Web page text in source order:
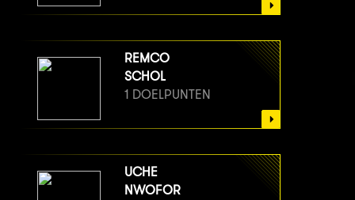
REMCO
SCHOL
1 DOELPUNTEN
UCHE
NWOFOR